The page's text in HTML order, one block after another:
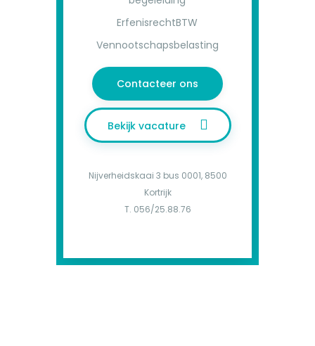
ErfenisrechtBTW
Vennootschapsbelasting
Contacteer ons
Bekijk vacature
Nijverheidskaai 3 bus 0001, 8500
Kortrijk
T. 056/25.88.76